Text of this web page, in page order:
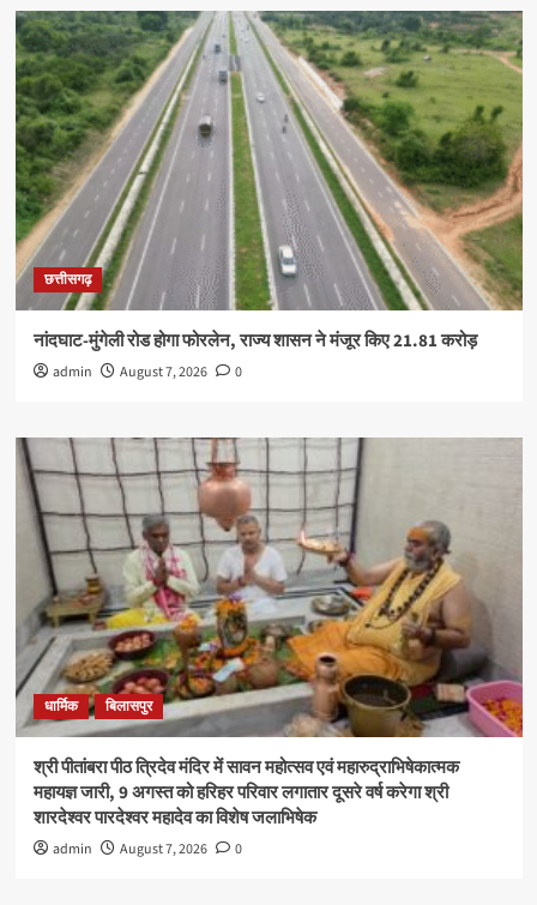
छत्तीसगढ़
नांदघाट-मुंगेली रोड होगा फोरलेन, राज्य शासन ने मंजूर किए 21.81 करोड़
admin August 7, 2026 0
धार्मिक बिलासपुर
श्री पीतांबरा पीठ त्रिदेव मंदिर में सावन महोत्सव एवं महारुद्राभिषेकात्मक
महायज्ञ जारी, 9 अगस्त को हरिहर परिवार लगातार दूसरे वर्ष करेगा श्री
शारदेश्वर पारदेश्वर महादेव का विशेष जलाभिषेक
admin August 7, 2026 0